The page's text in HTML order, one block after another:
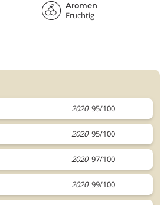
Aromen
Fruchtig
2020 95/100
2020 95/100
2020 97/100
2020 99/100